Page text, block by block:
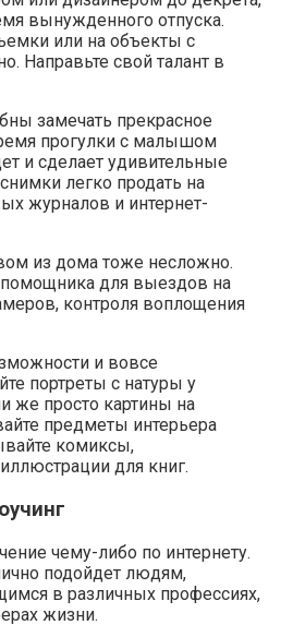
вынужденного отпуска.
или на объекты с
Направьте свой талант в
замечать прекрасное
прогулки с малышом
и сделает удивительные
легко продать на
журналов и интернет-
из дома тоже несложно.
для выездов на
контроля воплощения
и вовсе
портреты с натуры у
же просто картины на
предметы интерьера
комиксы,
для книг.
чему-либо по интернету.
подойдет людям,
в различных профессиях,
жизни.